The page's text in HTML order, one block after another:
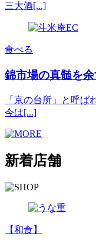
三大酒[...]
食べる
錦市場の真髄を
「京の台所」と呼ば
今は[...]
新着店舗
【和食】